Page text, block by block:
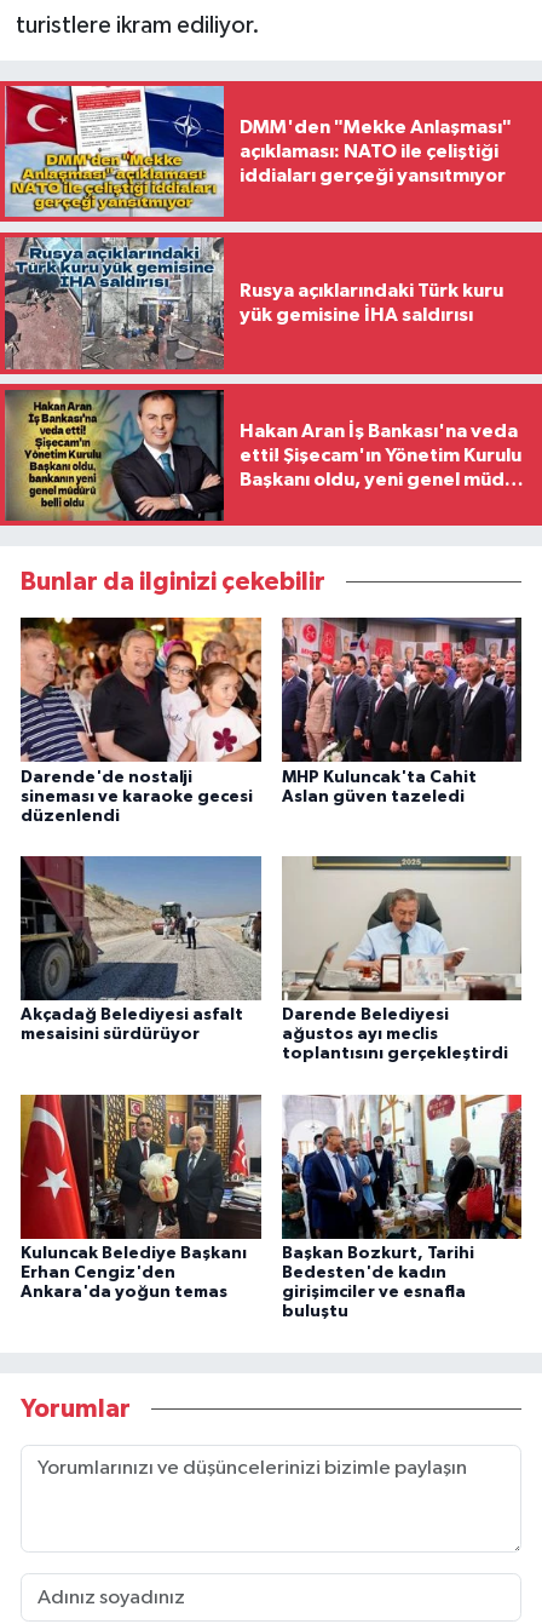
turistlere ikram ediliyor.
DMM'den "Mekke Anlaşması"
açıklaması: NATO ile çeliştiği
iddiaları gerçeği yansıtmıyor
Rusya açıklarındaki Türk kuru
yük gemisine İHA saldırısı
Hakan Aran İş Bankası'na veda
etti! Şişecam'ın Yönetim Kurulu
Başkanı oldu, yeni genel müdür
Bunlar da ilginizi çekebilir
Darende'de nostalji
sineması ve karaoke gecesi
düzenlendi
MHP Kuluncak'ta Cahit
Aslan güven tazeledi
Akçadağ Belediyesi asfalt
mesaisini sürdürüyor
Darende Belediyesi
ağustos ayı meclis
toplantısını gerçekleştirdi
Kuluncak Belediye Başkanı
Erhan Cengiz'den
Ankara'da yoğun temas
Başkan Bozkurt, Tarihi
Bedesten'de kadın
girişimciler ve esnafla
buluştu
Yorumlar